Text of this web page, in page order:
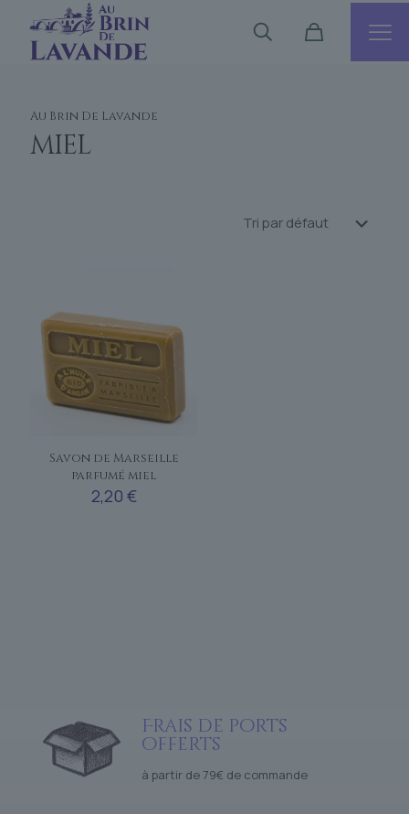
Au Brin De Lavande
miel
Savon de Marseille
parfumé miel
2,20 €
Frais de ports
offerts
à partir de 79€ de commande